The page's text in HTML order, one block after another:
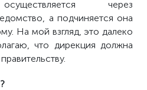
через
а подчиняется она
На мой взгляд, это далеко
что дирекция должна